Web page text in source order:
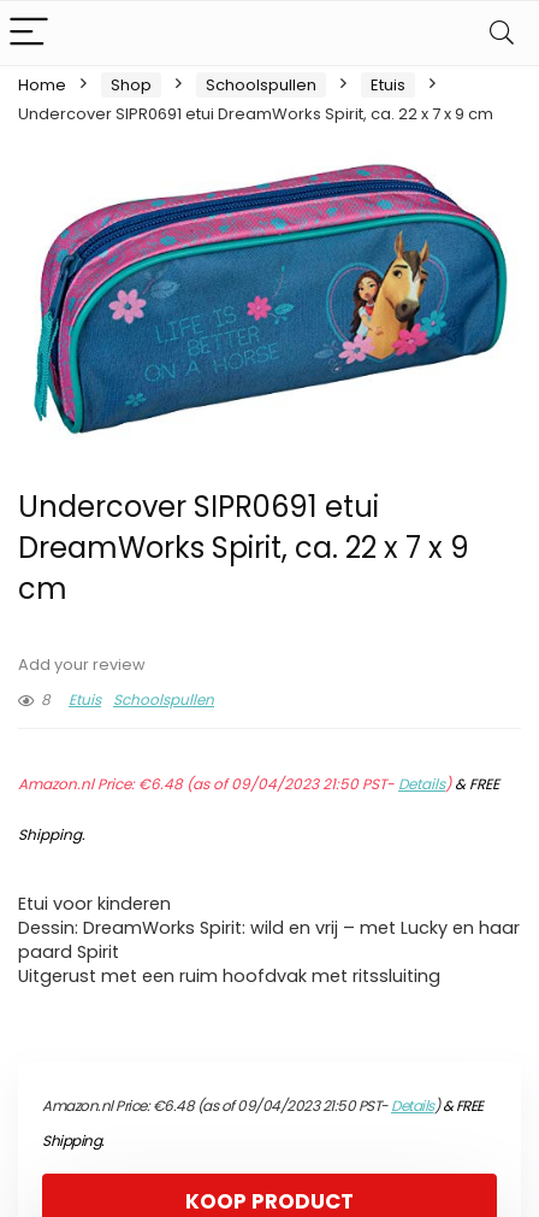
Home Shop Schoolspullen
Etuis
Undercover SIPR0691 etui DreamWorks Spirit, ca. 22 x 7 x 9 cm
Undercover SIPR0691 etui
DreamWorks Spirit, ca. 22 x 7 x 9
cm
Add your review
8
Etuis Schoolspullen
Amazon.nl Price:€6.48(as of 09/04/2023 21:50 PST- Details)&FREE
Shipping.
Etui voor kinderen
Dessin: DreamWorks Spirit: wild en vrij – met Lucky en haar
paard Spirit
Uitgerust met een ruim hoofdvak met ritssluiting
Amazon.nl Price:€6.48(as of 09/04/2023 21:50 PST-Details)&FREE
Shipping.
KOOP PRODUCT